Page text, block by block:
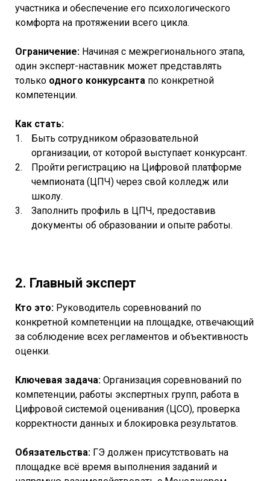
участника и обеспечение его психологического
комфорта на протяжении всего цикла.
Ограничение: Начиная с межрегионального этапа,
один эксперт-наставник может представлять
только одного конкурсанта по конкретной
компетенции.
Как стать:
Быть сотрудником образовательной
организации, от которой выступает конкурсант.
Пройти регистрацию на Цифровой платформе
чемпионата (ЦПЧ) через свой колледж или
школу.
Заполнить профиль в ЦПЧ, предоставив
документы об образовании и опыте работы.
2. Главный эксперт
Кто это: Руководитель соревнований по
конкретной компетенции на площадке, отвечающий
за соблюдение всех регламентов и объективность
оценки.
Ключевая задача: Организация соревнований по
компетенции, работы экспертных групп, работа в
Цифровой системой оценивания (ЦСО), проверка
корректности данных и блокировка результатов.
Обязательства: ГЭ должен присутствовать на
площадке всё время выполнения заданий и